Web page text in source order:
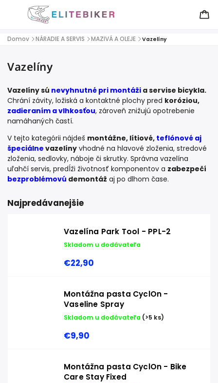
Domov / NÁRADIE A SERVIS / MAZIVÁ A OLEJE / Vazelíny
Vazelíny
Vazelíny sú nevyhnutné pri montáži a servise bicykla.
Chrání závity, ložiská a kontaktné plochy pred koróziou,
zadieraním a vlhkosťou, zároveň znižujú opotrebenie
namáhaných častí.
V tejto kategórii nájdeš montážne, lítiové, teflónové aj
špeciálne vazelíny vhodné na hlavové zloženia, stredové
zloženia, sedlovky, náboje či skrutky. Správna vazelína
uľahčí servis, predĺži životnosť komponentov a zabezpečí
bezproblémovú demontáž aj po dlhom čase.
Najpredávanejšie
Vazelína Park Tool - PPL-2
Skladom u dodávateľa
€22,90
Montážna pasta CyclOn -
Vaseline Spray
Skladom u dodávateľa (>5 ks)
€9,90
Montážna pasta CyclOn - Bike
Care Stay Fixed